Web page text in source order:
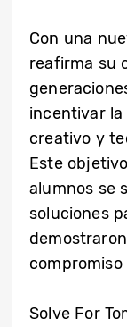
Con una
reafirma su
incentivar
creativo y
Este
alumnos se
soluciones
Solve For